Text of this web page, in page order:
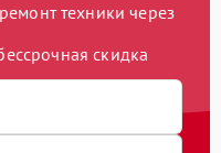
техники через
скидка